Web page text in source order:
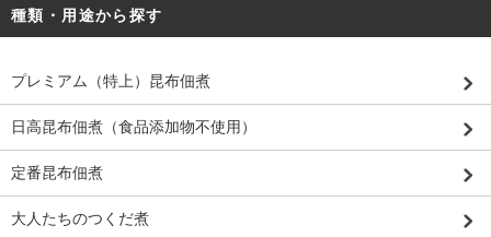
種類・用途から探す
プレミアム（特上）昆布佃煮
日高昆布佃煮（食品添加物不使用）
定番昆布佃煮
大人たちのつくだ煮